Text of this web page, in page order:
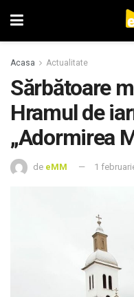
Acasa Actualitate
Sărbătoare
Hramul de
„Adormirea
de eMM 1